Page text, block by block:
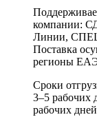
компании:
Линии,
Поставка
регионы
Сроки
3–5 рабочих
рабочих